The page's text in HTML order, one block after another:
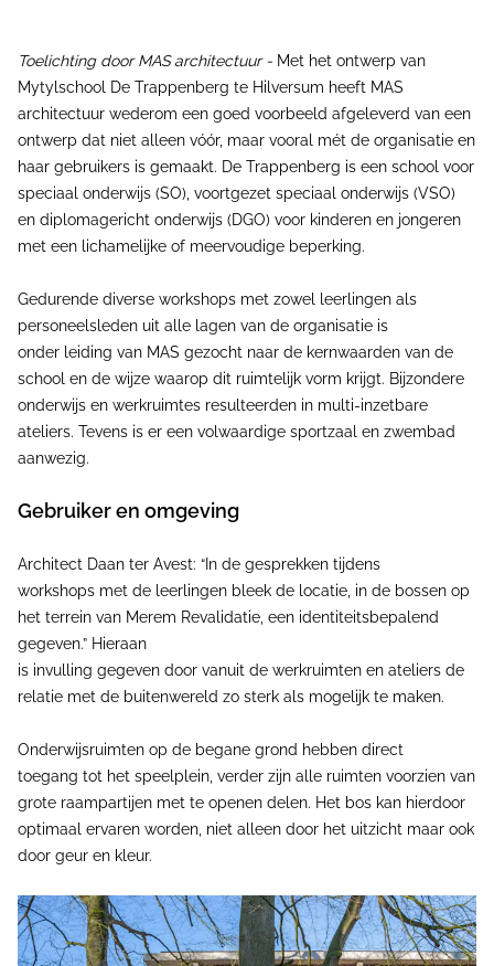
Toelichting door MAS architectuur - Met het ontwerp van
Mytylschool De Trappenberg te Hilversum heeft MAS
architectuur wederom een goed voorbeeld afgeleverd van een
ontwerp dat niet alleen vóór, maar vooral mét de organisatie en
haar gebruikers is gemaakt. De Trappenberg is een school voor
speciaal onderwijs (SO), voortgezet speciaal onderwijs (VSO)
en diplomagericht onderwijs (DGO) voor kinderen en jongeren
met een lichamelijke of meervoudige beperking.
Gedurende diverse workshops met zowel leerlingen als
personeelsleden uit alle lagen van de organisatie is
onder leiding van MAS gezocht naar de kernwaarden van de
school en de wijze waarop dit ruimtelijk vorm krijgt. Bijzondere
onderwijs en werkruimtes resulteerden in multi-inzetbare
ateliers. Tevens is er een volwaardige sportzaal en zwembad
aanwezig.
Gebruiker en omgeving
Architect Daan ter Avest: “In de gesprekken tijdens
workshops met de leerlingen bleek de locatie, in de bossen op
het terrein van Merem Revalidatie, een identiteitsbepalend
gegeven.” Hieraan
is invulling gegeven door vanuit de werkruimten en ateliers de
relatie met de buitenwereld zo sterk als mogelijk te maken.
Onderwijsruimten op de begane grond hebben direct
toegang tot het speelplein, verder zijn alle ruimten voorzien van
grote raampartijen met te openen delen. Het bos kan hierdoor
optimaal ervaren worden, niet alleen door het uitzicht maar ook
door geur en kleur.